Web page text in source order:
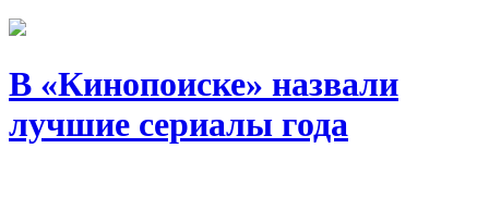
В «Кинопоиске» назвали
лучшие сериалы года